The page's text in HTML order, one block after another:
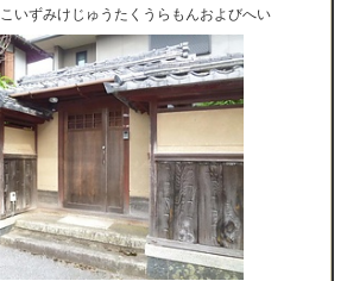
こいずみけじゅうたくうらもんおよびへい